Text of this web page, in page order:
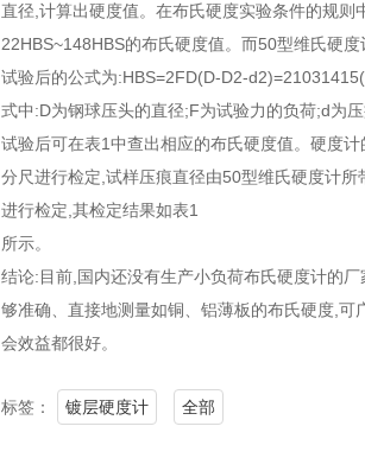
直径,计算出硬度值。在布氏硬度实验条件的规则
22HBS~148HBS的布氏硬度值。而50型维氏硬
试验后的公式为:HBS=2FD(D-D2-
式中:D为钢球压头的直径;F为试验力的负荷;d为压
试验后可在表1中查出相应的布氏硬度值。硬度
分尺进行检定,试样压痕直径由50型维氏硬度计
进行检定,其检定结果如表1
所示。
结论:目前,国内还没有生产小负荷布氏硬度计的
够准确、直接地测量如铜、铝薄板的布氏硬度,
会效益都很好。
标签： 镀层硬度计 全部